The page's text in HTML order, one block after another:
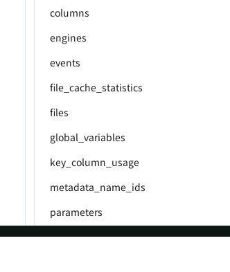
columns
engines
events
file_cache_statistics
files
global_variables
key_column_usage
metadata_name_ids
parameters
partitions